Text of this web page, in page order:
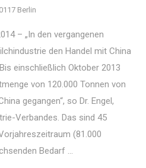
Berlin
– „In den vergangenen
den Handel mit China
einschließlich Oktober 2013
von 120.000 Tonnen von
gegangen“, so Dr. Engel,
Verbandes. Das sind 45
(81.000
Bedarf ...